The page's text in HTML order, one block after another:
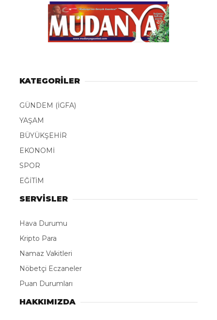
KATEGORİLER
GÜNDEM (İGFA)
YAŞAM
BÜYÜKŞEHİR
EKONOMİ
SPOR
EĞİTİM
SERVİSLER
Hava Durumu
Kripto Para
Namaz Vakitleri
Nöbetçi Eczaneler
Puan Durumları
HAKKIMIZDA